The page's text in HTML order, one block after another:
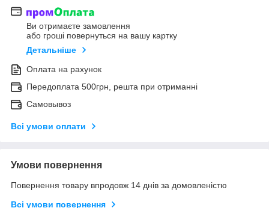
Ви отримаєте замовлення
або гроші повернуться на вашу картку
Детальніше
Оплата на рахунок
Передоплата 500грн, решта при отриманні
Самовывоз
Всі умови оплати
Умови повернення
Повернення товару впродовж 14 днів за домовленістю
Всі умови повернення